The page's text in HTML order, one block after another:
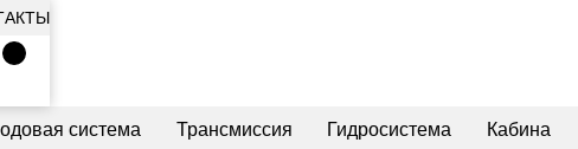
система Трансмиссия Гидросистема Кабина